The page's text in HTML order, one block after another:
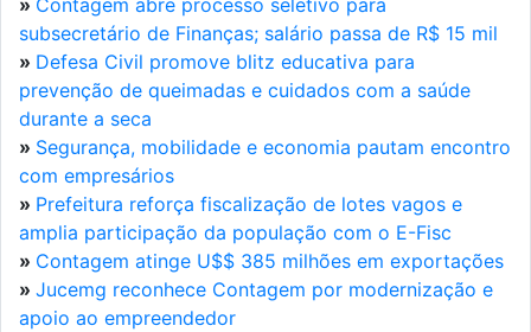
» Contagem abre processo seletivo para
subsecretário de Finanças; salário passa de R$ 15 mil
» Defesa Civil promove blitz educativa para
prevenção de queimadas e cuidados com a saúde
durante a seca
» Segurança, mobilidade e economia pautam encontro
com empresários
» Prefeitura reforça fiscalização de lotes vagos e
amplia participação da população com o E-Fisc
» Contagem atinge U$$ 385 milhões em exportações
» Jucemg reconhece Contagem por modernização e
apoio ao empreendedor